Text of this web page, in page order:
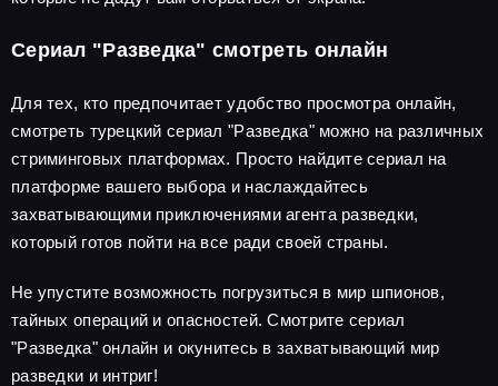
Сериал "Разведка" смотреть онлайн
Для тех, кто предпочитает удобство просмотра онлайн,
смотреть турецкий сериал "Разведка" можно на различных
стриминговых платформах. Просто найдите сериал на
платформе вашего выбора и наслаждайтесь
захватывающими приключениями агента разведки,
который готов пойти на все ради своей страны.
Не упустите возможность погрузиться в мир шпионов,
тайных операций и опасностей. Смотрите сериал
"Разведка" онлайн и окунитесь в захватывающий мир
разведки и интриг!